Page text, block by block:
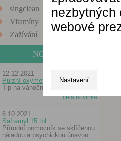
singclean
Vitamíny
Zažívání
NOVINKY
12.12.2021
Pulzní oxymetr
Tip na vánoční dárek
celá novinka
6.10.2021
Saframyl 15 tbl.
Přírodní pomocník se sklíčenou
náladou a psychickou únavou
nezbytných
webové
Nastavení